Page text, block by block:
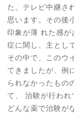
た。テレビ中継さ
思います。その後
印象が薄 れた感
症に関し、主とし
その中で、このウ
てきましたが、例
られなかったもの
て、 治験が行わ
どんな薬で治験が